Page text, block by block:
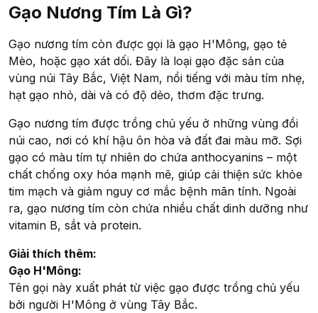
Gạo Nương Tím Là Gì?
Gạo nương tím còn được gọi là gạo H'Mông, gạo tẻ
Mèo, hoặc gạo xát dối. Đây là loại gạo đặc sản của
vùng núi Tây Bắc, Việt Nam, nổi tiếng với màu tím nhẹ,
hạt gạo nhỏ, dài và có độ dẻo, thơm đặc trưng.
Gạo nương tím được trồng chủ yếu ở những vùng đồi
núi cao, nơi có khí hậu ôn hòa và đất đai màu mỡ. Sợi
gạo có màu tím tự nhiên do chứa anthocyanins – một
chất chống oxy hóa mạnh mẽ, giúp cải thiện sức khỏe
tim mạch và giảm nguy cơ mắc bệnh mãn tính. Ngoài
ra, gạo nương tím còn chứa nhiều chất dinh dưỡng như
vitamin B, sắt và protein.
Giải thích thêm:
Gạo H'Mông:
Tên gọi này xuất phát từ việc gạo được trồng chủ yếu
bởi người H'Mông ở vùng Tây Bắc.